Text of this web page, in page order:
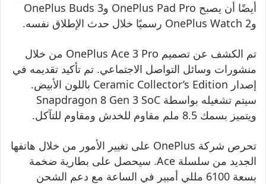
أيضًا أن يصبح OnePlus Pad Pro وOnePlus Buds 3
وOnePlus Watch 2 رسميًا خلال حدث الإطلاق نفسه.
تم الكشف عن تصميم OnePlus Ace 3 Pro من خلال
منشورات وسائل التواصل الاجتماعي. تم تأكيد تقديمه في
إصدار Ceramic Collector’s Edition باللون الأبيض.
سيتم تشغيله بواسطة Snapdragon 8 Gen 3 SoC
ويتميز بسمك 8.5 ملم مقاوم للخدش ومقاوم للتآكل.
تحرص شركة OnePlus على تغيير الأمور من خلال هاتفها
الجديد من سلسلة Ace. سيحصل على بطارية ضخمة
بسعة 6100 مللي أمبير في الساعة مع دعم الشحن